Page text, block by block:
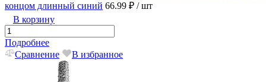
концом длинный синий 66.99 ₽ / шт
В корзину
Подробнее
Сравнение
В избранное